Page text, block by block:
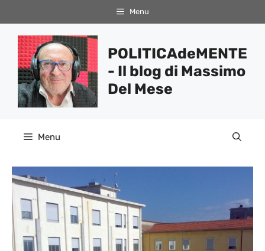
al
contenuto
Menu
POLITICAdeMENTE
- Il blog di Massimo
Del Mese
Menu